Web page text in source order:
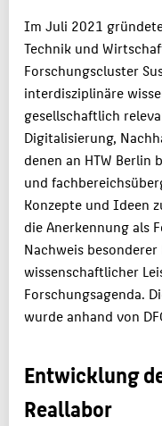
Im Juli 2021
Technik und
Forschungscluster
interdisziplinäre
gesellschaftlich
Digitalisierung,
denen an HTW
und
Konzepte und Ideen
die Anerkennung als
Nachweis
wissenschaftlicher
Forschungsagenda.
wurde anhand von
Entwicklung
Reallabor